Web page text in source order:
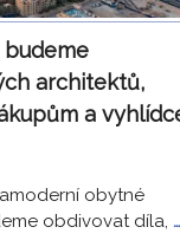
architektů,
a
obytné
obdivovat díla, …